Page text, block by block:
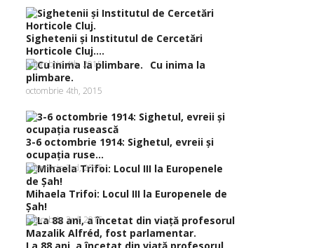
Sighetenii şi Institutul de Cercetări
Horticole Cluj....
octombrie 4th, 2015
Cu inima la
plimbare.
octombrie 4th, 2015
3-6 octombrie 1914: Sighetul, evreii şi
ocupaţia ruse...
octombrie 3rd, 2015
Mihaela Trifoi: Locul III la Europenele de
Şah!
octombrie 3rd, 2015